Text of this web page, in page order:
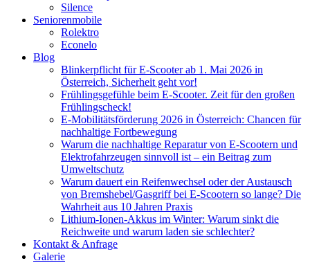
Silence
Seniorenmobile
Rolektro
Econelo
Blog
Blinkerpflicht für E-Scooter ab 1. Mai 2026 in
Österreich, Sicherheit geht vor!
Frühlingsgefühle beim E-Scooter. Zeit für den großen
Frühlingscheck!
E-Mobilitätsförderung 2026 in Österreich: Chancen für
nachhaltige Fortbewegung
Warum die nachhaltige Reparatur von E-Scootern und
Elektrofahrzeugen sinnvoll ist – ein Beitrag zum
Umweltschutz
Warum dauert ein Reifenwechsel oder der Austausch
von Bremshebel/Gasgriff bei E-Scootern so lange? Die
Wahrheit aus 10 Jahren Praxis
Lithium-Ionen-Akkus im Winter: Warum sinkt die
Reichweite und warum laden sie schlechter?
Kontakt & Anfrage
Galerie